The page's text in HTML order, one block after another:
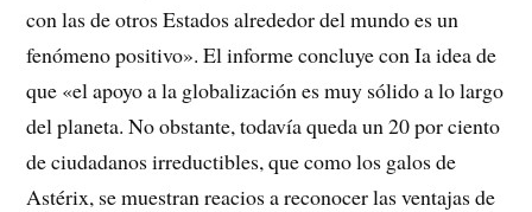
con las de otros Estados alrededor del mundo es un
fenómeno positivo». El in­forme concluye con Ia idea de
que «el apoyo a la globalización es muy sólido a lo largo
del planeta. No obstante, todavía queda un 20 por ciento
de ciudadanos irreductibles, que como los galos de
Astérix, se muestran reacios a reconocer las ventajas de